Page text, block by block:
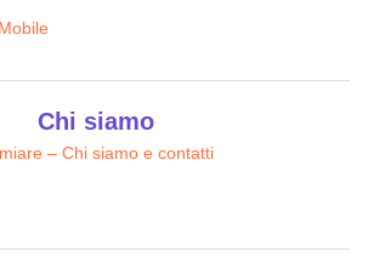
Chi siamo
– Chi siamo e contatti